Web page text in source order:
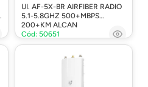
UI. AF-5X-BR AIRFIBER RADIO
5.1-5.8GHZ 500+MBPS
200+KM ALCAN
Cód: 50651